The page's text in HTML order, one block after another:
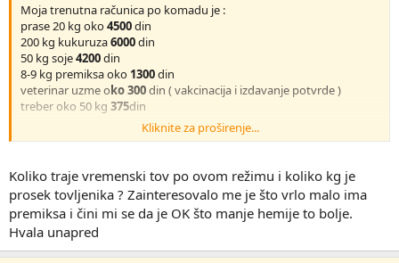
Moja trenutna računica po komadu je :
prase 20 kg oko4500din
200 kg kukuruza6000din
50 kg soje4200din
8-9 kg premiksa oko 1300din
veterinar uzme oko 300din ( vakcinacija i izdavanje potvrde )
treber oko 50 kg 375din
To mu je otpriliko to, kad je sve idealno , a kad ima uginuća cena se
uvećava
E...., ali to nije sve , a gde je tu : struja , voda , održavanje objekta ,
moj rad .......
Kliknite za proširenje...
Koliko traje vremenski tov po ovom režimu i koliko kg je
prosek tovljenika ? Zainteresovalo me je što vrlo malo ima
premiksa i čini mi se da je OK što manje hemije to bolje.
Hvala unapred